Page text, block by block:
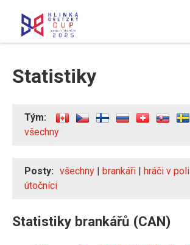
Statistiky
Tým:
všechny
Posty: všechny | brankáři | hráči v poli
útočníci
Statistiky brankářů (CAN)